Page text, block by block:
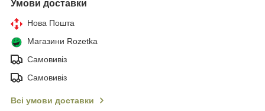
Умови доставки
Нова Пошта
Магазини Rozetka
Самовивіз
Самовивіз
Всі умови доставки